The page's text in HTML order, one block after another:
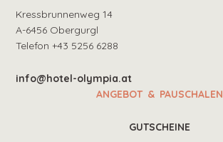
Kressbrunnenweg 14
A-6456 Obergurgl
Telefon +43 5256 6288
info@hotel-olympia.at
ANGEBOT & PAUSCHALEN
GUTSCHEINE